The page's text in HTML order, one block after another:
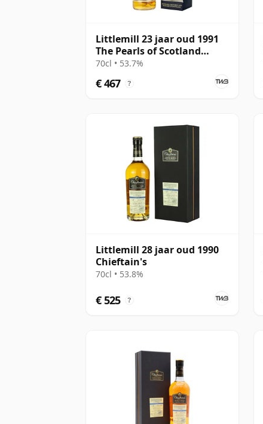
Littlemill 23 jaar oud 1991
The Pearls of Scotland
(2014)
70cl • 53.7%
€ 467 ?
Littlemill 28 jaar oud 1990
Chieftain's
70cl • 53.8%
€ 525 ?